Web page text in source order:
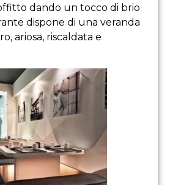
dando un tocco di brio
dispone di una veranda
ariosa, riscaldata e